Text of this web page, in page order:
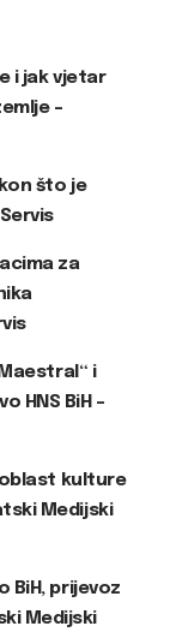
i jak vjetar
–
što je
za
i
HNS BiH –
oblast kulture
Medijski
BiH, prijevoz
Medijski